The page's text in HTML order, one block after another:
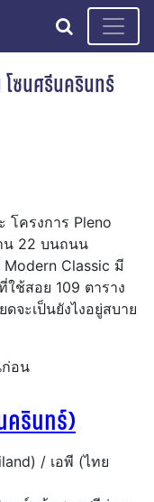
search
โซนศรีนครินทร์
โครงการ Pleno
น 22 บนถนน
Classic มี
ช้สอย 109 ตาราง
ดจะเป็นยังไงอยู่สบาย
ก่อน
ครินทร์)
/ เอพี (ไทย